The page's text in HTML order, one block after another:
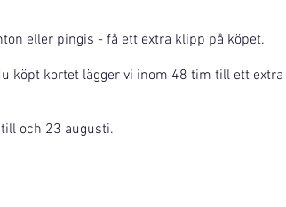
eller pingis - få ett extra klipp på köpet.
köpt kortet lägger vi inom 48 tim till ett
och 23 augusti.